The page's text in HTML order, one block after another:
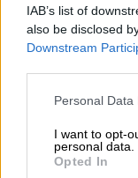
IAB’s list of
also be disclosed
Downstream
Personal
I want to opt-
personal data.
Opted In
Storie
per
Feste
Cliccate qui